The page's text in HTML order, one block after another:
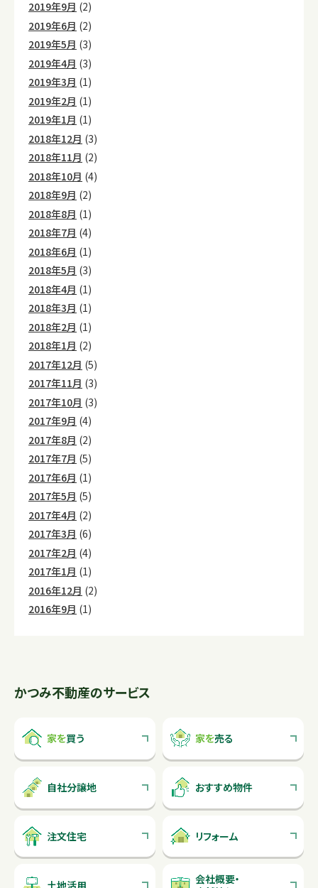
2019年9月 (2)
2019年6月 (2)
2019年5月 (3)
2019年4月 (3)
2019年3月 (1)
2019年2月 (1)
2019年1月 (1)
2018年12月 (3)
2018年11月 (2)
2018年10月 (4)
2018年9月 (2)
2018年8月 (1)
2018年7月 (4)
2018年6月 (1)
2018年5月 (3)
2018年4月 (1)
2018年3月 (1)
2018年2月 (1)
2018年1月 (2)
2017年12月 (5)
2017年11月 (3)
2017年10月 (3)
2017年9月 (4)
2017年8月 (2)
2017年7月 (5)
2017年6月 (1)
2017年5月 (5)
2017年4月 (2)
2017年3月 (6)
2017年2月 (4)
2017年1月 (1)
2016年12月 (2)
2016年9月 (1)
かつみ不動産のサービス
家を買う 家を売る
自社分譲地 おすすめ物件
注文住宅 リフォーム
土地活用 会社概要・